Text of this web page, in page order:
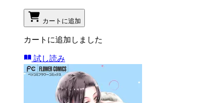
カートに追加
カートに追加しました
試し読み